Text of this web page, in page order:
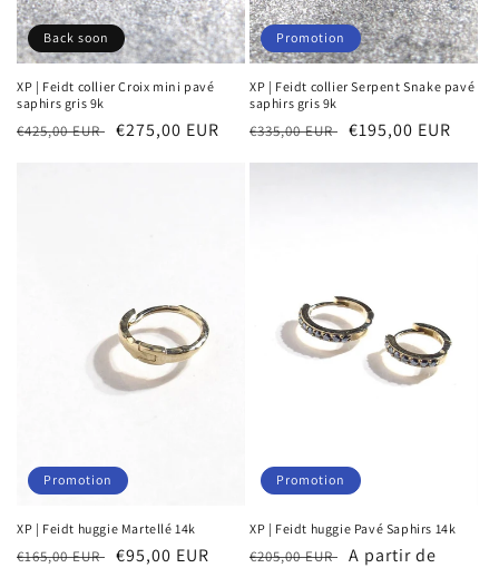
Back soon
XP | Feidt collier Croix mini pavé
saphirs gris 9k
Prix
€425,00 EUR Prix
€275,00 EUR
Promotion
XP | Feidt collier Serpent Snake pavé
saphirs gris 9k
Prix
€335,00 EUR Prix
€195,00 EUR
Promotion
XP | Feidt huggie Martellé 14k
Prix
€165,00 EUR Prix
€95,00 EUR
Promotion
XP | Feidt huggie Pavé Saphirs 14k
Prix
€205,00 EUR Prix
A partir de